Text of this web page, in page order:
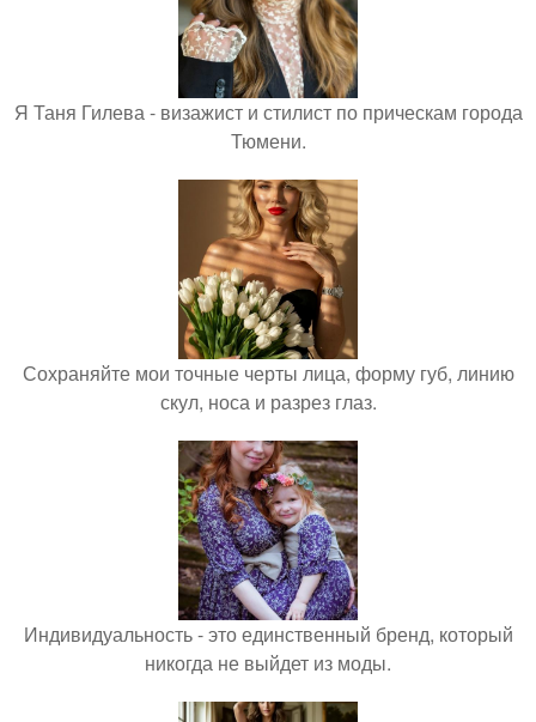
Я Таня Гилева - визажист и стилист по прическам города
Тюмени.
Сохраняйте мои точные черты лица, форму губ, линию
скул, носа и разрез глаз.
Индивидуальность - это единственный бренд, который
никогда не выйдет из моды.